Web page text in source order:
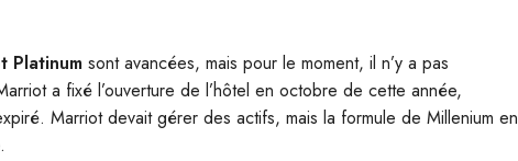
Platinum sont avancées, mais pour le moment, il n’y a pas
a fixé l’ouverture de l’hôtel en octobre de cette année,
Marriot devait gérer des actifs, mais la formule de Millenium en